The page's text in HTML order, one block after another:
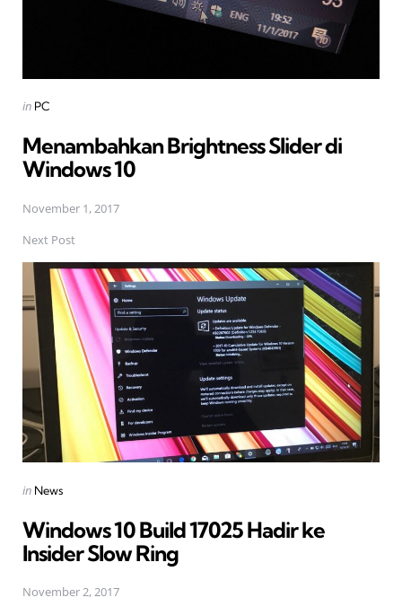
Posted
in PC
Menambahkan Brightness Slider di
Windows 10
November 1, 2017
Next Post
Posted
in News
Windows 10 Build 17025 Hadir ke
Insider Slow Ring
November 2, 2017